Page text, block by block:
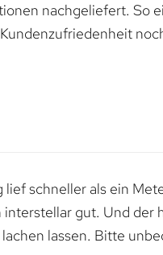
nachgeliefert. So
schneller als ein
gut. Und der
lassen. Bitte